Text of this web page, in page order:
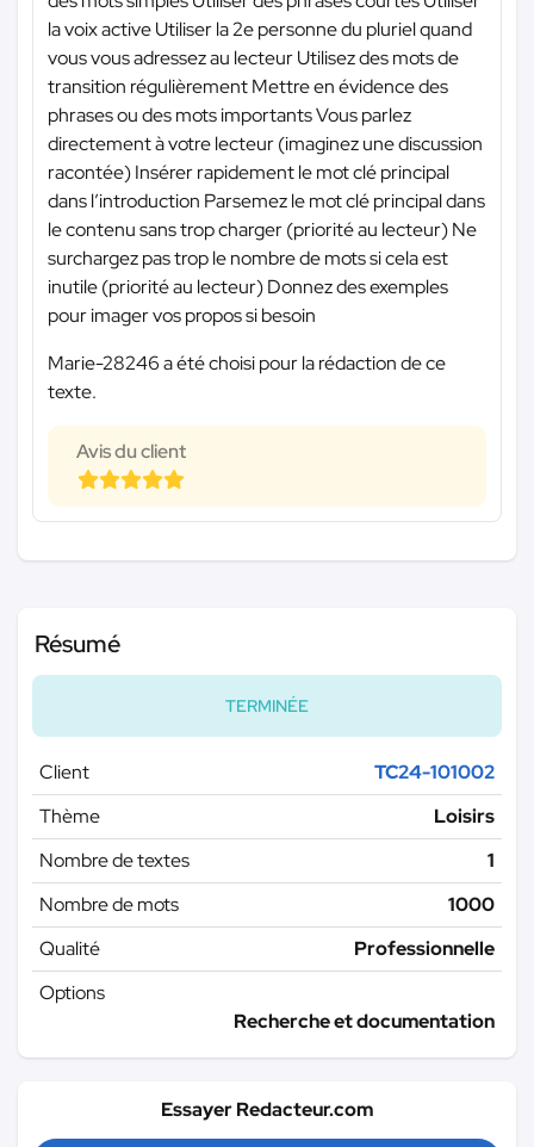
la voix active Utiliser la 2e personne du pluriel quand
vous vous adressez au lecteur Utilisez des mots de
transition régulièrement Mettre en évidence des
phrases ou des mots importants Vous parlez
directement à votre lecteur (imaginez une discussion
racontée) Insérer rapidement le mot clé principal
dans l’introduction Parsemez le mot clé principal dans
le contenu sans trop charger (priorité au lecteur) Ne
surchargez pas trop le nombre de mots si cela est
inutile (priorité au lecteur) Donnez des exemples
pour imager vos propos si besoin
Marie-28246 a été choisi pour la rédaction de ce
texte.
Avis du client
Résumé
TERMINÉE
Client
TC24-101002
Thème
Loisirs
Nombre de textes
1
Nombre de mots
1000
Qualité
Professionnelle
Options
Recherche et documentation
Essayer Redacteur.com